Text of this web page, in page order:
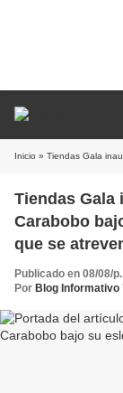
Inicio » Tiendas Gala inauguró
Tiendas Gala
Carabobo
que se
Publicado en 08/08/
Por Blog